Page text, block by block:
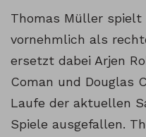
Thomas Müller
vornehmlich als
ersetzt dabei Arjen
Coman und Douglas
Laufe der aktuellen
Spiele ausgefallen.